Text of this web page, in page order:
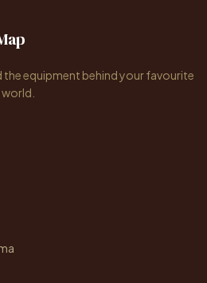
the equipment behind your favourite